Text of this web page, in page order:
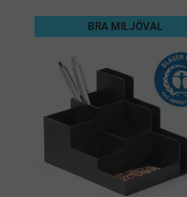
BRA MILJÖVAL